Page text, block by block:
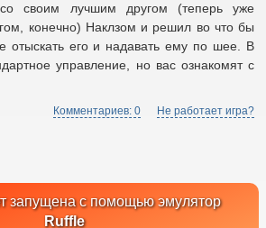
своим лучшим другом (теперь уже
конечно) Наклзом и решил во что бы
отыскать его и надавать ему по шее. В
управление, но вас ознакомят с
Комментариев: 0 Не работает игра?
запущена с помощью эмулятор
Ruffle